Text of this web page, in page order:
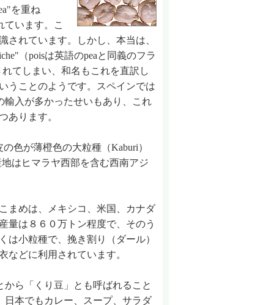
を重ね
ています。こ
されています。しかし、本当は、
（poisは英語のpeaと同義のフラ
てしまい、和名もこれを直訳し
うことのようです。スペインでは
輸入が多かったせいもあり、これ
あります。
色が薄橙色の大粒種（Kaburi）
はヒマラヤ西部を含む西南アジ
まめは、メキシコ、米国、カナダ
量は８６０万トン程度で、そのう
は小粒種で、挽き割り（ダール）
などに利用されています。
ら「くり豆」とも呼ばれること
日本でもカレー、スープ、サラダ